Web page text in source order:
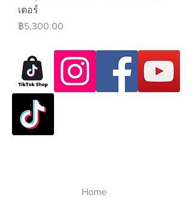
เตอร์
ราคา
฿5,300.00
Home